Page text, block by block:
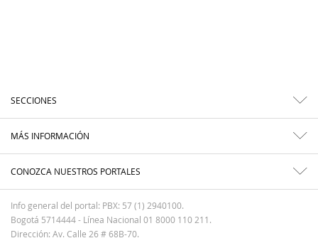
SECCIONES
MÁS INFORMACIÓN
CONOZCA NUESTROS PORTALES
Info general del portal: PBX: 57 (1) 2940100.
Bogotá 5714444 - Línea Nacional 01 8000 110 211.
Dirección: Av. Calle 26 # 68B-70.